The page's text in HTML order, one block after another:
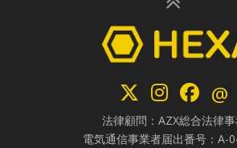
@
法律顧問：AZX総合法律
電気通信事業者届出番号：A-